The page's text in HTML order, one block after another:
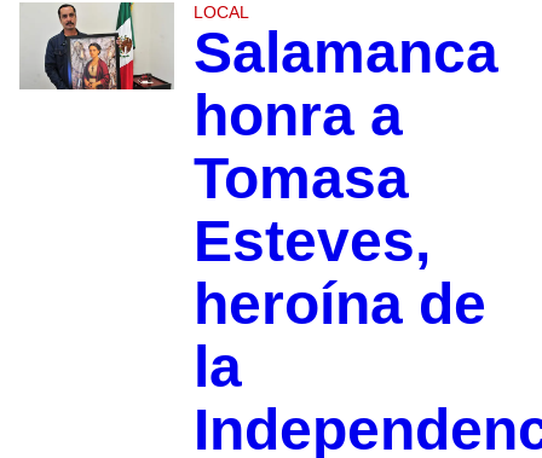
LOCAL
Salamanca
honra a
Tomasa
Esteves,
heroína de
la